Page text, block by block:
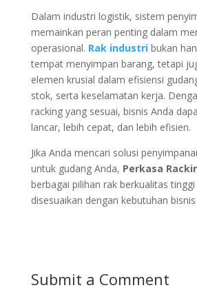
Dalam industri logistik, sistem
memainkan peran penting dalam
operasional. Rak industri bukan
tempat menyimpan barang, tetapi
elemen krusial dalam efisiensi
stok, serta keselamatan kerja.
racking yang sesuai, bisnis Anda
lancar, lebih cepat, dan lebih efisien.
Jika Anda mencari solusi
untuk gudang Anda, Perkasa
berbagai pilihan rak berkualitas
disesuaikan dengan kebutuhan bisnis
Submit a Comment